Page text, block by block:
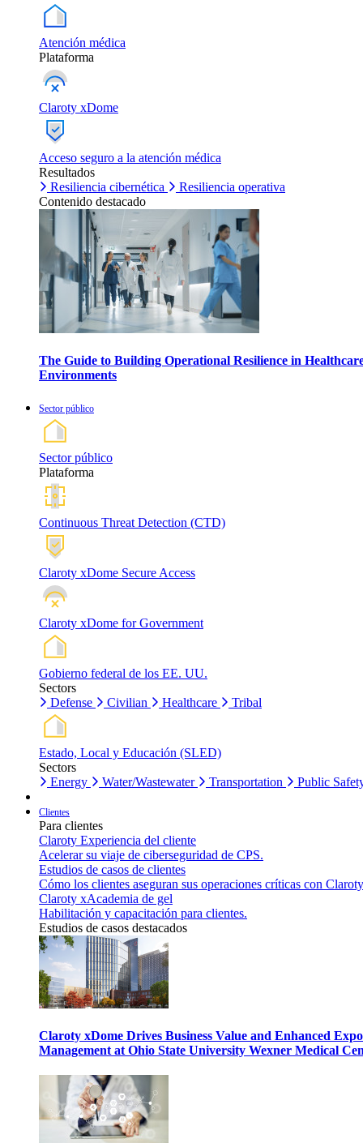
Atención médica
Plataforma
Claroty xDome
Acceso seguro a la atención médica
Resultados
Resiliencia cibernética
Resiliencia operativa
Contenido destacado
The Guide to Building Operational Resilience in
Environments
Sector público
Sector público
Plataforma
Continuous Threat Detection (CTD)
Claroty xDome Secure Access
Claroty xDome for Government
Gobierno federal de los EE. UU.
Sectors
Defense
Civilian Healthcare Tribal
Estado, Local y Educación (SLED)
Sectors
Energy
Water/Wastewater Transportation Public
Clientes
Para clientes
Claroty Experiencia del cliente
Acelerar su viaje de ciberseguridad de CPS.
Estudios de casos de clientes
Cómo los clientes aseguran sus operaciones críticas con
Claroty xAcademia de gel
Habilitación y capacitación para clientes.
Estudios de casos destacados
Claroty xDome Drives Business Value and Enhanced
Management at Ohio State University Wexner Medical